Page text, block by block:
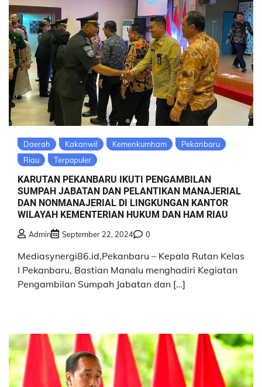
Daerah Kakanwil Kemenkumham
Pekanbaru
Riau
Terpopuler
KARUTAN PEKANBARU IKUTI PENGAMBILAN
SUMPAH JABATAN DAN PELANTIKAN MANAJERIAL
DAN NONMANAJERIAL DI LINGKUNGAN KANTOR
WILAYAH KEMENTERIAN HUKUM DAN HAM RIAU
Admin September 22, 2024 0
Mediasynergi86.id,Pekanbaru – Kepala Rutan Kelas
I Pekanbaru, Bastian Manalu menghadiri Kegiatan
Pengambilan Sumpah Jabatan dan […]